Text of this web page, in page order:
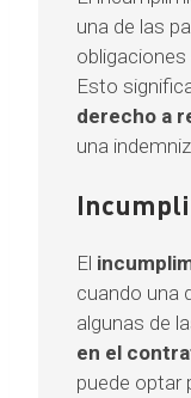
una de las
Esto
derecho a
una
El
cuando una
algunas de
en el
puede optar